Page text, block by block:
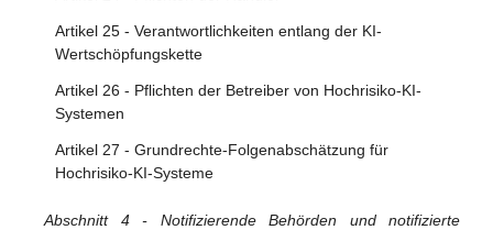
Artikel 25 - Verantwortlichkeiten entlang der KI-
Wertschöpfungskette
Artikel 26 - Pflichten der Betreiber von Hochrisiko-KI-
Systemen
Artikel 27 - Grundrechte-Folgenabschätzung für
Hochrisiko-KI-Systeme
Abschnitt 4 - Notifizierende Behörden und notifizierte